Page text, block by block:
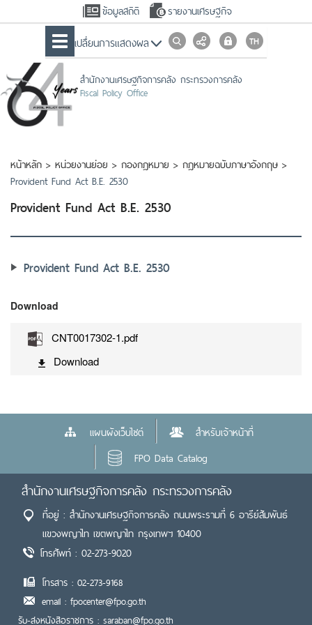
ข้อมูลสถิติ รายงานเศรษฐกิจ
เปลื่ยนการแสดงผล
สำนักงานเศรษฐกิจการคลัง กระทรวงการคลัง
Fiscal Policy Office
หน้าหลัก > หน่วยงานย่อย > กองกฎหมาย > กฎหมายฉบับภาษาอังกฤษ >
Provident Fund Act B.E. 2530
Provident Fund Act B.E. 2530
Provident Fund Act B.E. 2530
Download
CNT0017302-1.pdf
Download
แผนผังเว็บไซต์
สำหรับเจ้าหน้าที่
FPO Data Catalog
สำนักงานเศรษฐกิจการคลัง กระทรวงการคลัง
ที่อยู่ : สำนักงานเศรษฐกิจการคลัง ถนนพระรามที่ 6 อารีย์สัมพันธ์
แขวงพญาไท เขตพญาไท กรุงเทพฯ 10400
โทรศัพท์ : 02-273-9020
โทรสาร : 02-273-9168
email : fpocenter@fpo.go.th
รับ-ส่งหนังสือราชการ : saraban@fpo.go.th